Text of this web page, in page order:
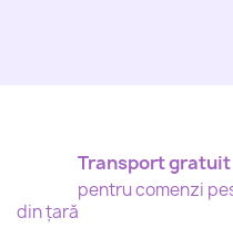
Transport gratuit
pentru comenzi
din țară